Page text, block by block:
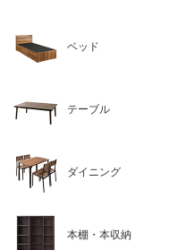
ベッド
テーブル
ダイニング
本棚・本収納